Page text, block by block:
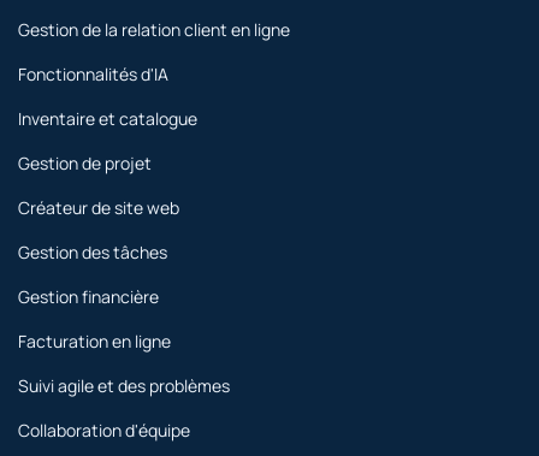
Gestion de la relation client en ligne
Fonctionnalités d'IA
Inventaire et catalogue
Gestion de projet
Créateur de site web
Gestion des tâches
Gestion financière
Facturation en ligne
Suivi agile et des problèmes
Collaboration d'équipe